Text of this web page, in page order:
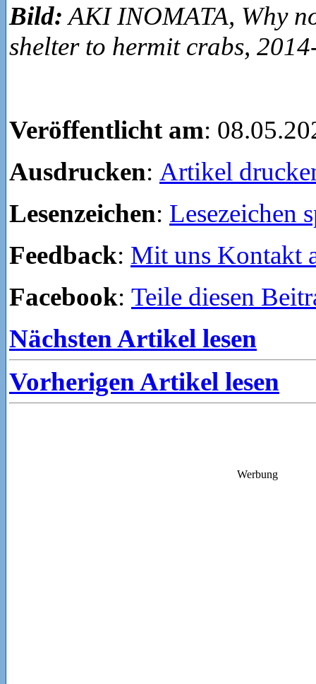
Bild: AKI INOMATA, Why
shelter to hermit crabs,
Veröffentlicht am:
Ausdrucken: Artikel
Lesenzeichen: Lesezeichen
Feedback: Mit uns Kontakt
Facebook: Teile diesen
Nächsten Artikel lesen
Vorherigen Artikel lesen
Werbung